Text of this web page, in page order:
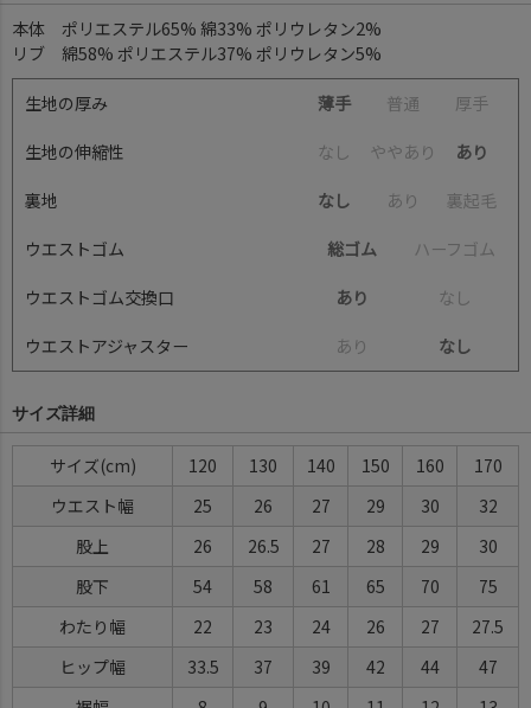
本体 ポリエステル65% 綿33% ポリウレタン2%
リブ 綿58% ポリエステル37% ポリウレタン5%
生地の厚み 薄手 普通 厚手
生地の伸縮性 な し ややあ り あり
裏地 なし あ り 裏起毛
ウエストゴム 総ゴム ハーフ ゴ ム
ウエストゴム交換口 あり な し
ウエストアジャスター あ り なし
サイズ詳細
サイズ 120 130 140 150 160
170
ウエスト幅
25 26 27 29 30
32
股上
26 26.5 27 28 29
30
股下
54 58 61 65 70
75
わたり幅
22 23 24 26 27
27.5
ヒップ幅
33.5 37 39 42 44
47